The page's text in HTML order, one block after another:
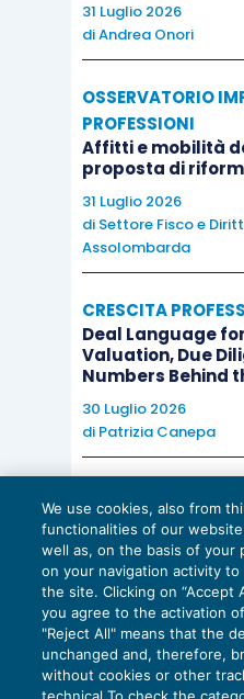
31 Luglio 2026
diAndrea Onori
OSSERVATORIO
PROFESSIONI
Affitti e mobilità
proposta di
31 Luglio 2026
di Settore Fisco e
Assolombarda
CRESCITA
Deal Language
Valuation, Due
Numbers Behind
30 Luglio 2026
di Patrizia Canepa
EU AI Act e studi
scadenze
27 Luglio 2026
di Diego Barberie
We use cookies, also from
functionalities of our
well as, on the basis of your
on your navigation activity
the site. Clicking on “Accept
you agree to the activation
"Reject All" means that the
unchanged and, therefore,
without cookies or other